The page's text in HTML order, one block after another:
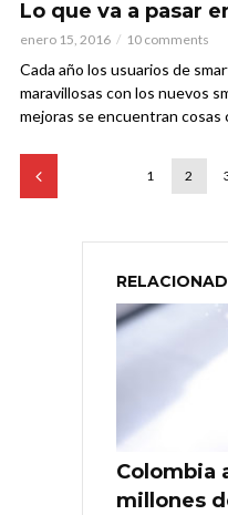
Lo que va a pasar
enero 15, 2016 10 comments
Cada año los usuarios de
maravillosas con los nuevos
mejoras se encuentran cosas
1 2
Colombia
millones